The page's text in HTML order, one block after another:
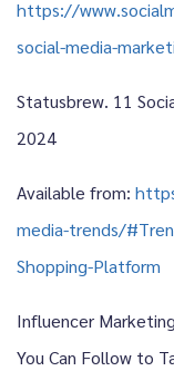
https://
social-media-
Statusbrew. 11
2024
Available from:
media-trends/
Shopping-Platform
Influencer
You Can Follow to